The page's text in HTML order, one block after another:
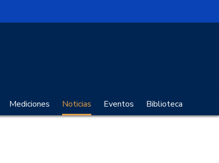
Mediciones Noticias Eventos Biblioteca